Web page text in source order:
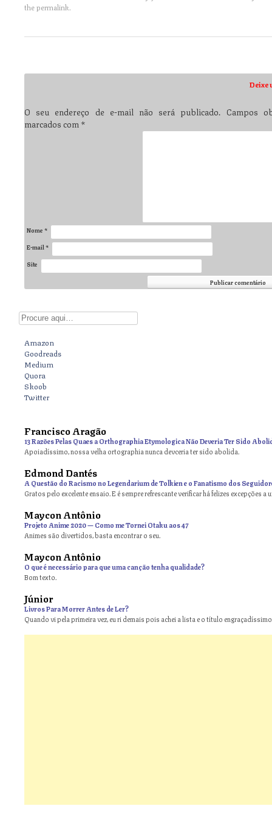
thepermalink.
Deixe
O seu endereço de e-mail não será publicado. Campos
marcados com*
Nome *
E-mail *
Site
Digite aqui
Amazon
Goodreads
Medium
Quora
Skoob
Twitter
Francisco Aragão
13 Razões Pelas Quaes a Orthographia Etymologica Não Deveria Ter Sido
Apoiadíssimo, nossa velha ortographia nunca devceria ter sido abolida.
Edmond Dantés
A Questão do Racismo no Legendarium de Tolkien e o Fanatismo dos
Gratos pelo excelente ensaio. E é sempre refrescante verificar há felizes excepções a
Maycon Antônio
Projeto Anime 2020 — Como me Tornei Otaku aos 47
Animes são divertidos, basta encontrar o seu.
Maycon Antônio
O que é necessário para que uma canção tenha qualidade?
Bom texto.
Júnior
Livros Para Morrer Antes de Ler?
Quando vi pela primeira vez, eu ri demais pois achei a lista e o título